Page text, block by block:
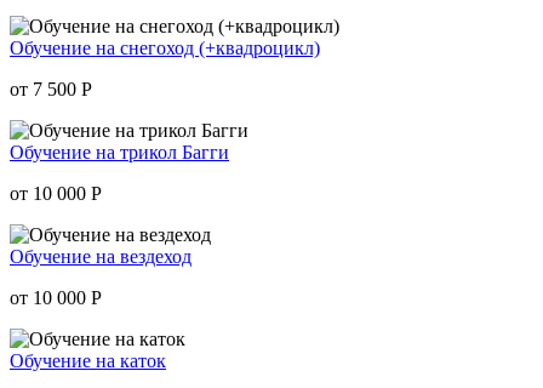
Обучение на снегоход (+квадроцикл)
от 7 500 Р
Обучение на трикол Багги
от 10 000 Р
Обучение на вездеход
от 10 000 Р
Обучение на каток